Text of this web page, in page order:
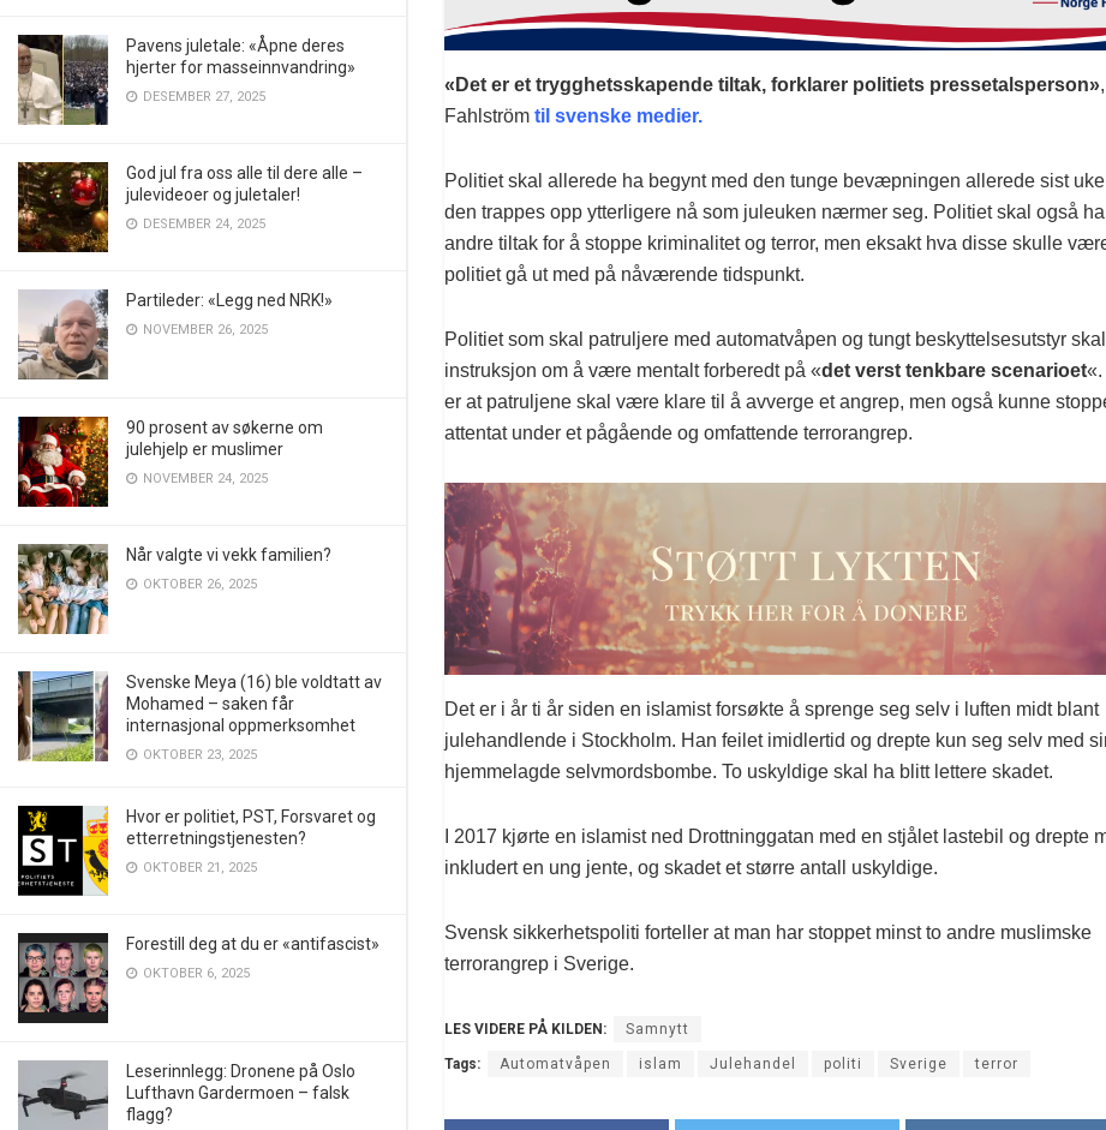
Pavens juletale: «Åpne deres
hjerter for masseinnvandring»
DESEMBER 27, 2025
God jul fra oss alle til dere alle –
julevideoer og juletaler!
DESEMBER 24, 2025
Partileder: «Legg ned NRK!»
NOVEMBER 26, 2025
90 prosent av søkerne om
julehjelp er muslimer
NOVEMBER 24, 2025
Når valgte vi vekk familien?
OKTOBER 26, 2025
Svenske Meya (16) ble voldtatt av
Mohamed – saken får
internasjonal oppmerksomhet
OKTOBER 23, 2025
Hvor er politiet, PST, Forsvaret og
etterretningstjenesten?
OKTOBER 21, 2025
Forestill deg at du er «antifascist»
OKTOBER 6, 2025
Leserinnlegg: Dronene på Oslo
Lufthavn Gardermoen – falsk
flagg?
«Det er et trygghetsskapende tiltak, forklarer politiets pressetalsperson»
Fahlström til svenske medier.
Politiet skal allerede ha begynt med den tunge bevæpningen allerede sist
den trappes opp ytterligere nå som juleuken nærmer seg. Politiet skal også
andre tiltak for å stoppe kriminalitet og terror, men eksakt hva disse skulle
politiet gå ut med på nåværende tidspunkt.
Politiet som skal patruljere med automatvåpen og tungt beskyttelsesutstyr
instruksjon om å være mentalt forberedt på «det verst tenkbare scenarioet«.
er at patruljene skal være klare til å avverge et angrep, men også kunne
attentat under et pågående og omfattende terrorangrep.
Det er i år ti år siden en islamist forsøkte å sprenge seg selv i luften midt blant
julehandlende i Stockholm. Han feilet imidlertid og drepte kun seg selv med
hjemmelagde selvmordsbombe. To uskyldige skal ha blitt lettere skadet.
I 2017 kjørte en islamist ned Drottninggatan med en stjålet lastebil og drepte
inkludert en ung jente, og skadet et større antall uskyldige.
Svensk sikkerhetspoliti forteller at man har stoppet minst to andre muslimske
terrorangrep i Sverige.
LES VIDERE PÅ KILDEN: Samnytt
Tags: Automatvåpen islam Julehandel politi Sverige terror